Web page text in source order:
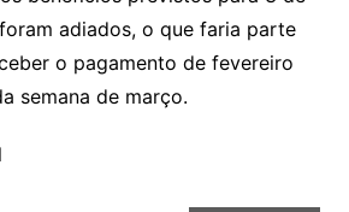
adiados, o que faria parte
o pagamento de fevereiro
semana de março.